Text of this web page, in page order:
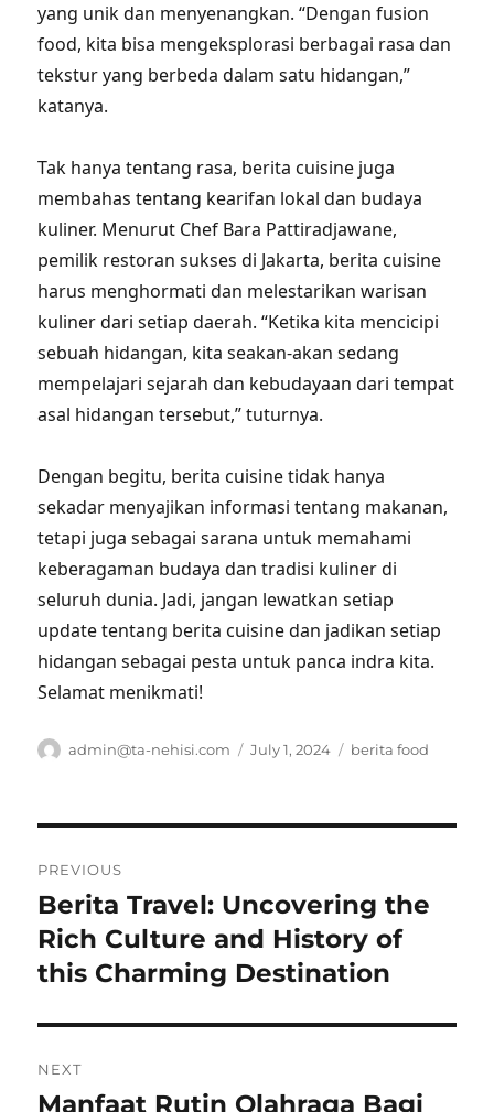
yang unik dan menyenangkan. “Dengan fusion
food, kita bisa mengeksplorasi berbagai rasa dan
tekstur yang berbeda dalam satu hidangan,”
katanya.
Tak hanya tentang rasa, berita cuisine juga
membahas tentang kearifan lokal dan budaya
kuliner. Menurut Chef Bara Pattiradjawane,
pemilik restoran sukses di Jakarta, berita cuisine
harus menghormati dan melestarikan warisan
kuliner dari setiap daerah. “Ketika kita mencicipi
sebuah hidangan, kita seakan-akan sedang
mempelajari sejarah dan kebudayaan dari tempat
asal hidangan tersebut,” tuturnya.
Dengan begitu, berita cuisine tidak hanya
sekadar menyajikan informasi tentang makanan,
tetapi juga sebagai sarana untuk memahami
keberagaman budaya dan tradisi kuliner di
seluruh dunia. Jadi, jangan lewatkan setiap
update tentang berita cuisine dan jadikan setiap
hidangan sebagai pesta untuk panca indra kita.
Selamat menikmati!
Author
admin@ta-nehisi.com
Posted
July 1, 2024 Tags
berita food
navigation
PREVIOUS
Previous
post:
Berita Travel: Uncovering the
Rich Culture and History of
this Charming Destination
NEXT
Next
Manfaat Rutin Olahraga Bagi